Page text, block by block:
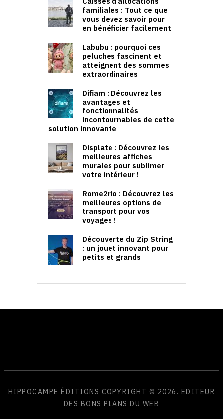
familiales : Tout ce que
vous devez savoir pour
en bénéficier facilement
Labubu : pourquoi ces
peluches fascinent et
atteignent des sommes
extraordinaires
Difiam : Découvrez les
avantages et
fonctionnalités
incontournables de cette
solution innovante
Displate : Découvrez les
meilleures affiches
murales pour sublimer
votre intérieur !
Rome2rio : Découvrez les
meilleures options de
transport pour vos
voyages !
Découverte du Zip String
: un jouet innovant pour
petits et grands
HIPPOCAMPE ÉDITIONS COPYRIGHT © 2026. EDITEUR
DES BONS PLANS DU WEB